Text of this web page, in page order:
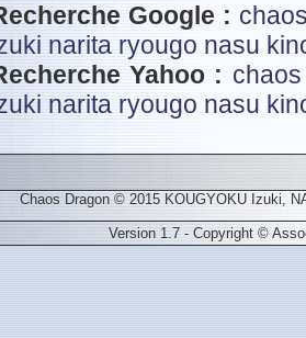
Google :
narita ryougo nasu
Yahoo :
narita ryougo nasu
Chaos Dragon © 2015 KOUGYOKU Izuki,
Version 1.7 - Copyright ©